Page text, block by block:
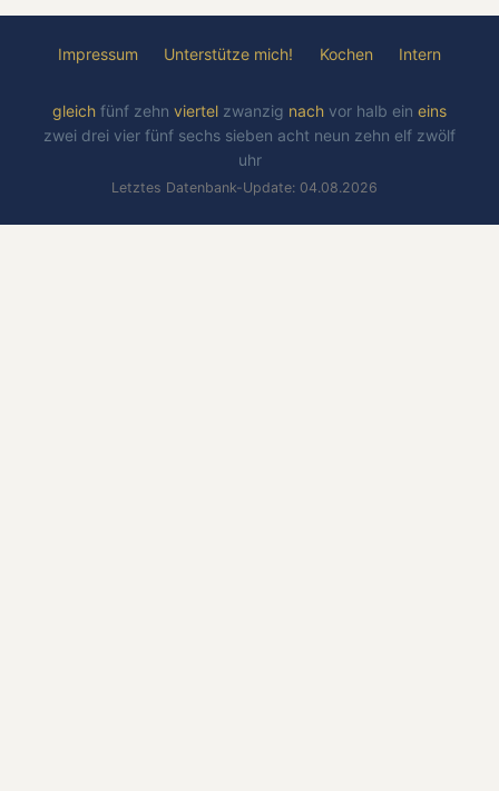
Impressum Unterstütze mich! Kochen Intern
gleich fünf zehn viertel zwanzig nach vor halb ein eins
zwei drei vier fünf sechs sieben acht neun zehn elf zwölf
uhr
Letztes Datenbank-Update: 04.08.2026